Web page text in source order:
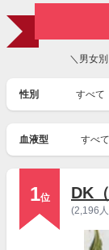
＼男女
性別 すべて
血液型 すべて
1位 DK
(2,196